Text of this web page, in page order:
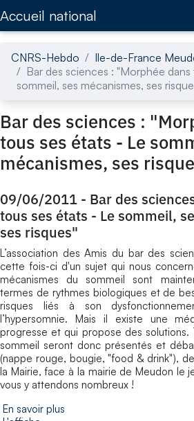
Accueil national
CNRS-Hebdo Ile-de-France
Bar des sciences : "Morphée
sommeil, ses mécanismes, ses
Bar des sciences :
tous ses états - Le
mécanismes, ses
09/06/2011 - Bar des
tous ses états - Le sommeil,
ses risques"
L’association des Amis du bar des
cette fois-ci d'un sujet qui nous
mécanismes du sommeil sont
termes de rythmes biologiques et de
risques liés à son
l’hypersomnie. Mais il existe une
progresse et qui propose des solutions.
sommeil seront donc présentés et
(nappe rouge, bougie, "food & drink"),
la Mairie, face à la mairie de Meudon le
vous y attendons nombreux !
En savoir plus